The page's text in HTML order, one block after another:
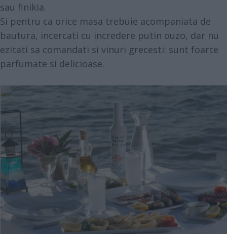
sau finikia.
Si pentru ca orice masa trebuie acompaniata de
bautura, incercati cu incredere putin ouzo, dar nu
ezitati sa comandati si vinuri grecesti: sunt foarte
parfumate si delicioase.